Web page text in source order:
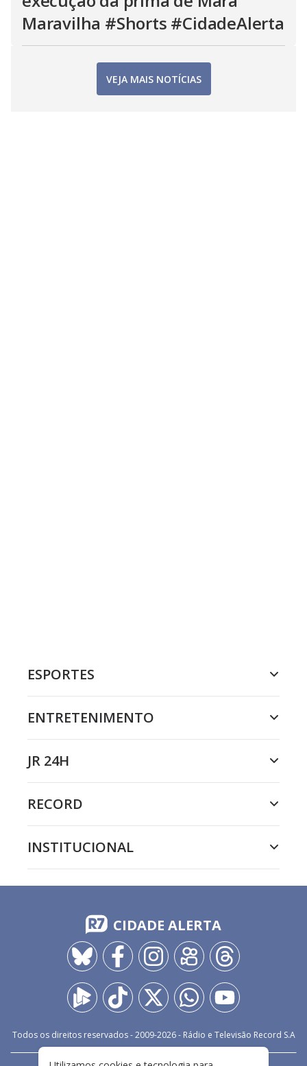
Maravilha #Shorts #CidadeAlerta
VEJA MAIS NOTÍCIAS
ESPORTES
ENTRETENIMENTO
JR 24H
RECORD
INSTITUCIONAL
CIDADE ALERTA
Todos os direitos reservados - 2009-2026- Rádio e Televisão Record S.A